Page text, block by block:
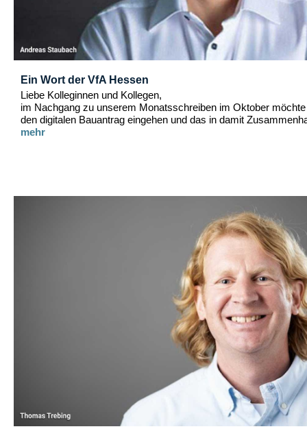
Ein Wort der VfA Hessen
Liebe Kolleginnen und Kollegen,
im Nachgang zu unserem Monatsschreiben im Oktober
den digitalen Bauantrag eingehen und das in damit
mehr